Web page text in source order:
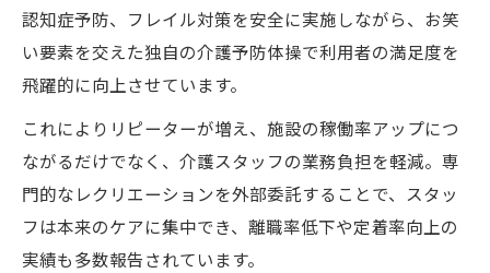
認知症予防、フレイル対策を安全に実施しながら、お笑
い要素を交えた独自の介護予防体操で利用者の満足度を
飛躍的に向上させています。
これによりリピーターが増え、施設の稼働率アップにつ
ながるだけでなく、介護スタッフの業務負担を軽減。専
門的なレクリエーションを外部委託することで、スタッ
フは本来のケアに集中でき、離職率低下や定着率向上の
実績も多数報告されています。